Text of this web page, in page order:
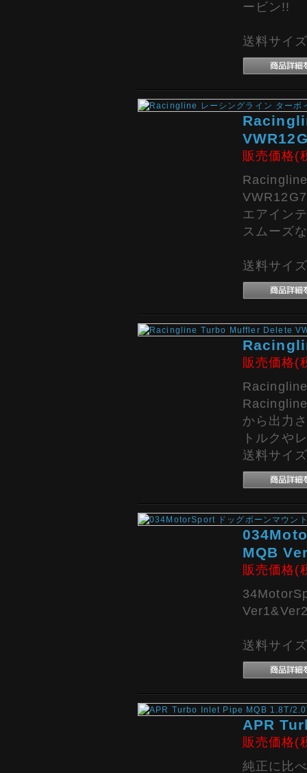
ービン!!
送料サイ
販売価格(
エアイン
スムーズ
送料サイ
販売価格(
から出力
トルクや
送料サイ
MQB
販売価格(
送料サイ
APR
販売価格(
純正に比